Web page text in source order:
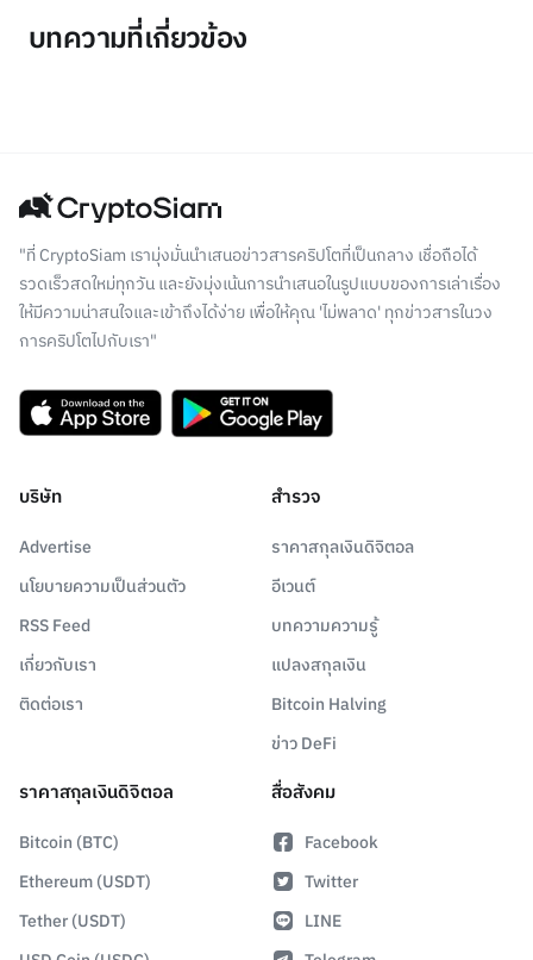
บทความที่เกี่ยวข้อง
"ที่ CryptoSiam เรามุ่งมั่นนำเสนอข่าวสารคริปโตที่เป็นกลาง เชื่อถือได้
รวดเร็วสดใหม่ทุกวัน และยังมุ่งเน้นการนำเสนอในรูปแบบของการเล่าเรื่อง
ให้มีความน่าสนใจและเข้าถึงได้ง่าย เพื่อให้คุณ 'ไม่พลาด' ทุกข่าวสารในวง
การคริปโตไปกับเรา"
บริษัท
Advertise
นโยบายความเป็นส่วนตัว
RSS Feed
เกี่ยวกับเรา
ติดต่อเรา
สำรวจ
ราคาสกุลเงินดิจิตอล
อีเวนต์
บทความความรู้
แปลงสกุลเงิน
Bitcoin Halving
ข่าว DeFi
ราคาสกุลเงินดิจิตอล
Bitcoin (BTC)
Ethereum (USDT)
Tether (USDT)
สื่อสังคม
Facebook
Twitter
LINE